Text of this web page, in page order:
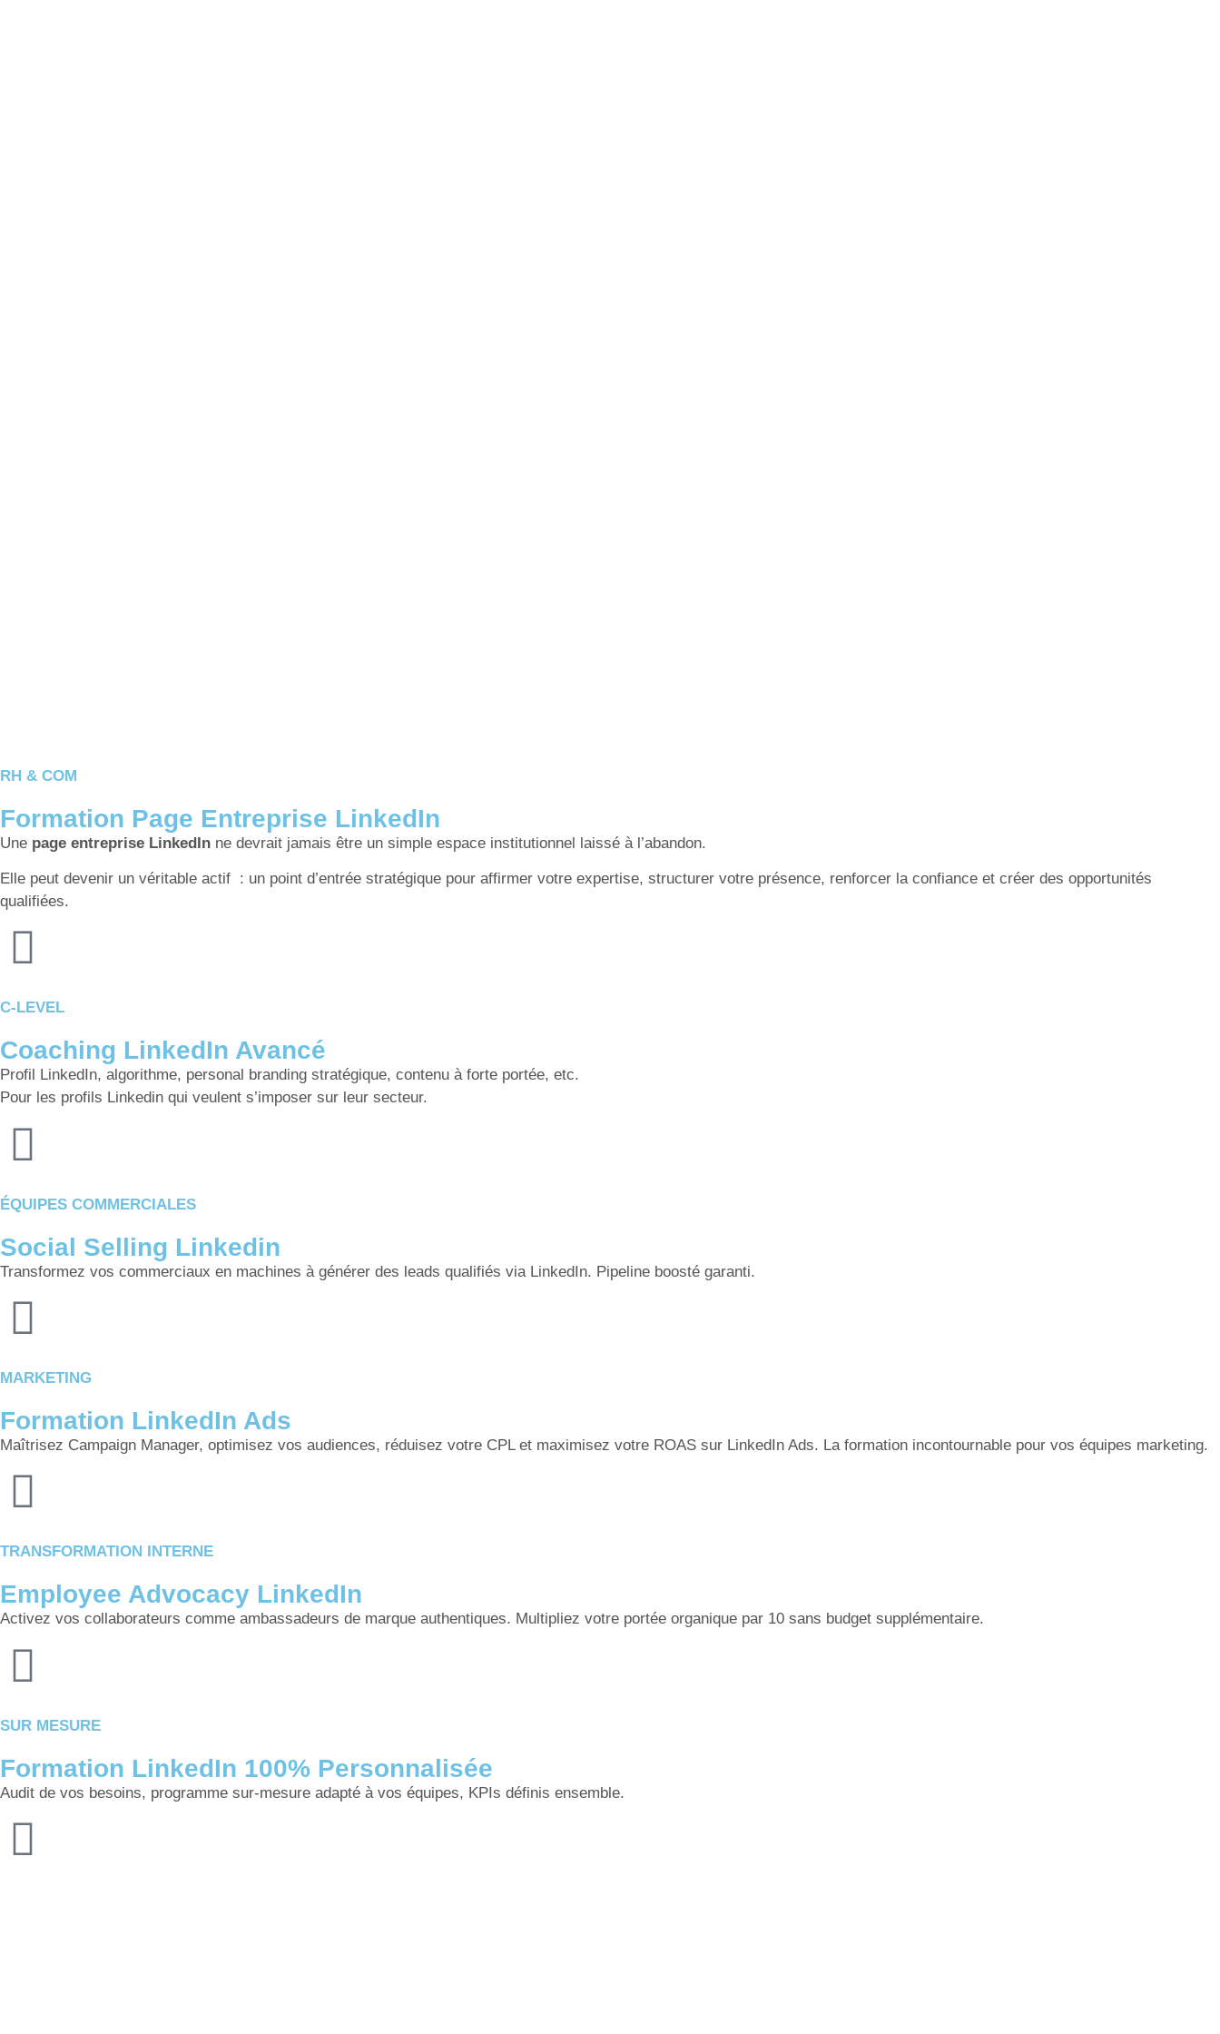
RH & COM
Formation Page Entreprise LinkedIn
Une page entreprise LinkedIn ne devrait jamais être un simple espace institutionnel laissé à l’abandon.
Elle peut devenir un véritable actif : un point d’entrée stratégique pour affirmer votre expertise, structurer votre présence, renforcer la confiance et créer des opportunités
qualifiées.
C-LEVEL
Coaching LinkedIn Avancé
Profil LinkedIn, algorithme, personal branding stratégique, contenu à forte portée, etc.
Pour les profils Linkedin qui veulent s’imposer sur leur secteur.
ÉQUIPES COMMERCIALES
Social Selling Linkedin
Transformez vos commerciaux en machines à générer des leads qualifiés via LinkedIn. Pipeline boosté garanti.
MARKETING
Formation LinkedIn Ads
Maîtrisez Campaign Manager, optimisez vos audiences, réduisez votre CPL et maximisez votre ROAS sur LinkedIn Ads. La formation incontournable pour vos équipes marketing.
TRANSFORMATION INTERNE
Employee Advocacy LinkedIn
Activez vos collaborateurs comme ambassadeurs de marque authentiques. Multipliez votre portée organique par 10 sans budget supplémentaire.
SUR MESURE
Formation LinkedIn 100% Personnalisée
Audit de vos besoins, programme sur-mesure adapté à vos équipes, KPIs définis ensemble.